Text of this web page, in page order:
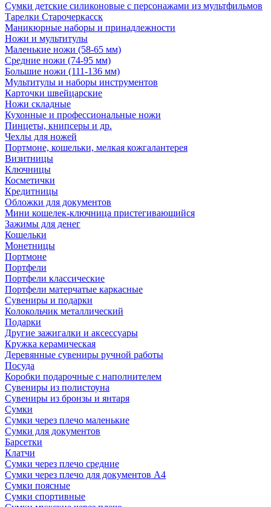
Сумки детские силиконовые с персонажами из мультфильмов
Тарелки Старочеркасск
Маникюрные наборы и принадлежности
Ножи и мультитулы
Маленькие ножи (58-65 мм)
Средние ножи (74-95 мм)
Большие ножи (111-136 мм)
Мультитулы и наборы инструментов
Карточки швейцарские
Ножи складные
Кухонные и профессиональные ножи
Пинцеты, книпсеры и др.
Чехлы для ножей
Портмоне, кошельки, мелкая кожгалантерея
Визитницы
Ключницы
Косметички
Кредитницы
Обложки для документов
Мини кошелек-ключница пристегивающийся
Зажимы для денег
Кошельки
Монетницы
Портмоне
Портфели
Портфели классические
Портфели матерчатые каркасные
Сувениры и подарки
Колокольчик металлический
Подарки
Другие зажигалки и аксессуары
Кружка керамическая
Деревянные сувениры ручной работы
Посуда
Коробки подарочные с наполнителем
Сувениры из полистоуна
Сувениры из бронзы и янтаря
Сумки
Сумки через плечо маленькие
Сумки для документов
Барсетки
Клатчи
Сумки через плечо средние
Сумки через плечо для документов А4
Сумки поясные
Сумки спортивные